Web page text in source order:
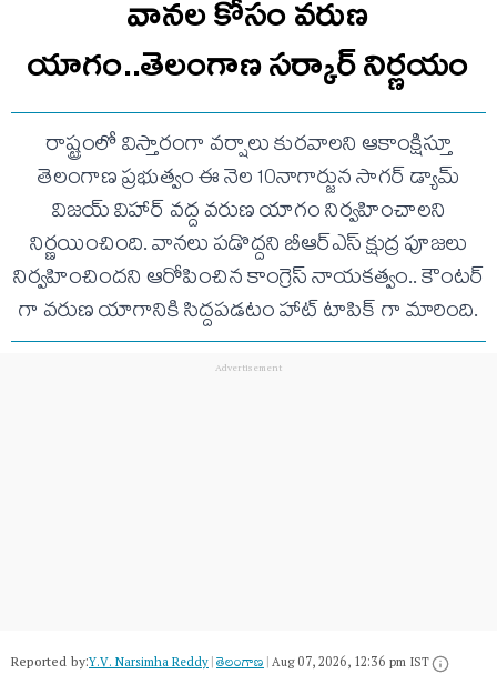
వానల కోసం వరుణ
యాగం..తెలంగాణ సర్కార్ నిర్ణయం
రాష్ట్రంలో విస్తారంగా వర్షాలు కురవాలని ఆకాంక్షిస్తూ
తెలంగాణ ప్రభుత్వం ఈ నెల 10నాగార్జున సాగర్ డ్యామ్
విజయ్ విహార్ వద్ద వరుణ యాగం నిర్వహించాలని
నిర్ణయించింది. వానలు పడొద్దని బీఆర్ఎస్ క్షుద్ర పూజలు
నిర్వహించిందని ఆరోపించిన కాంగ్రెస్ నాయకత్వం.. కౌంటర్
గా వరుణ యాగానికి సిద్దపడటం హాట్ టాపిక్ గా మారింది.
Reported by:Y.V. Narsimha Reddy|తెలంగాణ‌|Aug 07, 2026, 12:36 pm IST